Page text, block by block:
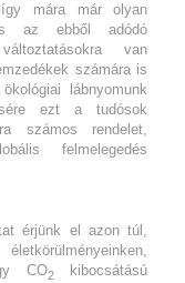
így mára már olyan
az ebből adódó
van
számára is
lábnyomunk
ezt a tudósok
számos rendelet,
felmelegedés
érjünk el azon túl,
CO2
kibocsátású